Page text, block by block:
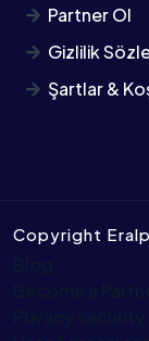
Partner Ol
Gizlilik
Şartlar &
Copyright